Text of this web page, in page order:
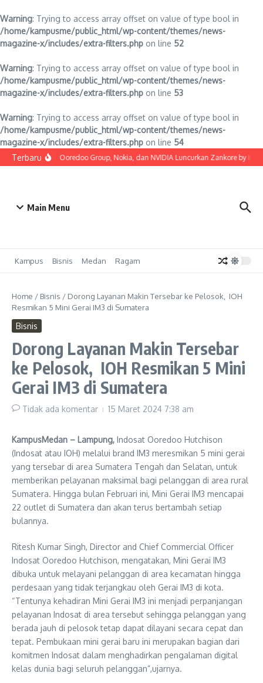
Warning: Trying to access array offset on value of type bool in
/home/kampusme/public_html/wp-content/themes/news-
magazine-x/includes/extra-filters.php on line 52
Warning: Trying to access array offset on value of type bool in
/home/kampusme/public_html/wp-content/themes/news-
magazine-x/includes/extra-filters.php on line 53
Warning: Trying to access array offset on value of type bool in
/home/kampusme/public_html/wp-content/themes/news-
magazine-x/includes/extra-filters.php on line 54
Lewati ke konten
TerbaruIndosat, Ooredoo Group, Nokia, dan NVIDIA Luncurkan Zankore by
Main Menu
Kampus Bisnis Medan Ragam
Home / Bisnis / Dorong Layanan Makin Tersebar ke Pelosok, IOH
Resmikan 5 Mini Gerai IM3 di Sumatera
Bisnis
Dorong Layanan Makin Tersebar
ke Pelosok, IOH Resmikan 5 Mini
Gerai IM3 di Sumatera
Tidak ada komentar 15 Maret 2024 7:38 am
KampusMedan – Lampung, Indosat Ooredoo Hutchison
(Indosat atau IOH) melalui brand IM3 meresmikan 5 mini gerai
yang tersebar di area Sumatera Tengah dan Selatan, untuk
memberikan pelayanan maksimal bagi pelanggan di area rural
Sumatera. Hingga bulan Februari ini, Mini Gerai IM3 mencapai
22 outlet di Sumatera dan akan terus bertambah setiap
bulannya.
Ritesh Kumar Singh, Director and Chief Commercial Officer
Indosat Ooredoo Hutchison, mengatakan, Mini Gerai IM3
dibuka untuk melayani pelanggan di area kecamatan hingga
perdesaan yang tidak terjangkau oleh Gerai IM3 di kota.
“Tentunya kehadiran Mini Gerai IM3 ini menjadi perpanjangan
pelayanan Indosat di area tersebut sehingga pelanggan yang
berada jauh di pelosok tetap dapat dilayani secara cepat dan
tepat. Pembukaan mini gerai baru ini merupakan bagian dari
komitmen Indosat dalam menghadirkan pengalaman digital
kelas dunia bagi seluruh pelanggan”,ujarnya.